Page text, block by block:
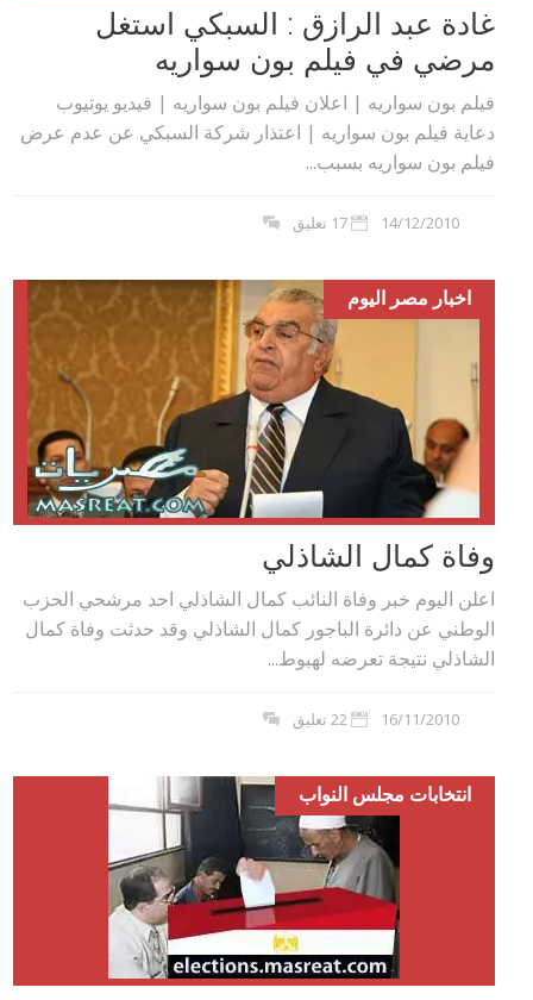
غادة عبد الرازق : السبكي استغل
مرضي في فيلم بون سواريه
فيلم بون سواريه | اعلان فيلم بون سواريه | فيديو يوتيوب
دعاية فيلم بون سواريه | اعتذار شركة السبكي عن عدم عرض
فيلم بون سواريه بسبب...
14/12/2010 17 تعليق
اخبار مصر اليوم
وفاة كمال الشاذلي
اعلن اليوم خبر وفاة النائب كمال الشاذلي احد مرشحي الحزب
الوطني عن دائرة الباجور كمال الشاذلي وقد حدثت وفاة كمال
الشاذلي نتيجة تعرضه لهبوط...
16/11/2010 22 تعليق
انتخابات مجلس النواب